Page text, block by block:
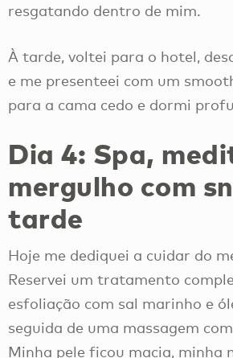
resgatando dentro de mim.
À tarde, voltei para o hotel,
e me presenteei com um
para a cama cedo e dormi
Dia 4: Spa,
mergulho com
tarde
Hoje me dediquei a cuidar do
Reservei um tratamento
esfoliação com sal marinho e
seguida de uma massagem
Minha pele ficou macia, minha